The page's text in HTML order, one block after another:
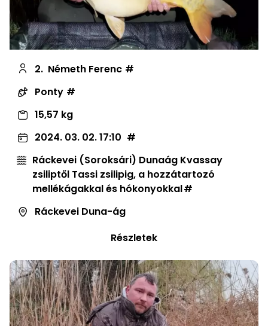
2. Németh Ferenc
Ponty
15,57 kg
2024. 03. 02. 17:10
Ráckevei (Soroksári) Dunaág Kvassay
zsiliptől Tassi zsilipig, a hozzátartozó
mellékágakkal és hókonyokkal
Ráckevei Duna-ág
Részletek